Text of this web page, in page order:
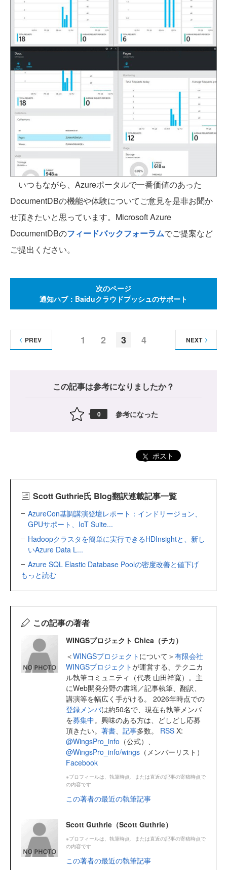
いつもながら、Azureポータルで一番価値のあった
DocumentDBの機能や体験についてご意見を是非お聞か
せ頂きたいと思っています。Microsoft Azure
DocumentDBのフィードバックフォーラムでご提案など
ご提出ください。
次のページ
通知ハブ：Baiduクラウドプッシュのサポート
1 2 3 4
PREV NEXT
この記事は参考になりましたか？
0 参考になった
ポスト
Scott Guthrie氏 Blog翻訳連載記事一覧
AzureCon基調講演登壇レポート：インドリージョン、
GPUサポート、IoT Suite...
Hadoopクラスタを簡単に実行できるHDInsightと、新し
いAzure Data L...
Azure SQL Elastic Database Poolの密度改善と値下げ
もっと読む
この記事の著者
WINGSプロジェクト Chica（チカ）
＜WINGSプロジェクト について＞有限会社
WINGSプロジェクトが運営する、テクニカ
ル執筆コミュニティ（代表 山田祥寛）。主
にWeb開発分野の書籍／記事執筆、翻訳、
講演等を幅広く手がける。 2026年時点での
登録メンバは約50名で、現在も執筆メンバ
を募集中。興味のある方は、どしどし応募
頂きたい。 著書 記事多数。 RSS X:
@WingsPro_info （公式）、
@WingsPro_info/wings （メンバーリスト）
Facebook
※プロフィールは、執筆時点、または直近の記事の寄稿時点で
の内容です
この著者の最近の執筆記事
Scott Guthrie（Scott Guthrie）
※プロフィールは、執筆時点、または直近の記事の寄稿時点で
の内容です
この著者の最近の執筆記事